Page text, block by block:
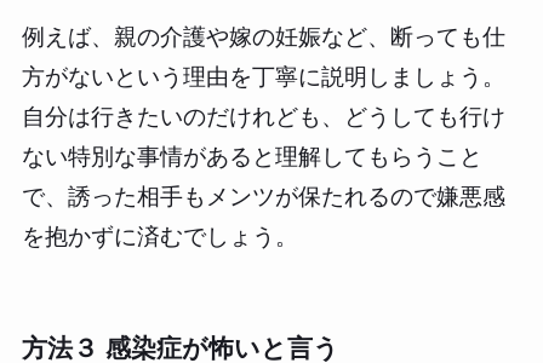
例えば、親の介護や嫁の妊娠など、断っても仕
方がないという理由を丁寧に説明しましょう。
自分は行きたいのだけれども、どうしても行け
ない特別な事情があると理解してもらうこと
で、誘った相手もメンツが保たれるので嫌悪感
を抱かずに済むでしょう。
方法３ 感染症が怖いと言う